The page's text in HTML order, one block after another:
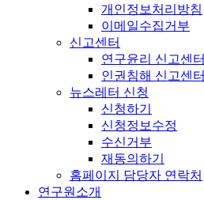
개인정보처리방침
이메일수집거부
신고센터
연구윤리 신고센터
인권침해 신고센터
뉴스레터 신청
신청하기
신청정보수정
수신거부
재동의하기
홈페이지 담당자 연락처
연구원소개